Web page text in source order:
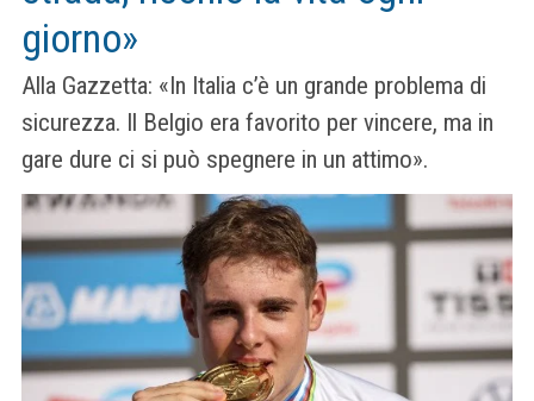
giorno»
Alla Gazzetta: «In Italia c’è un grande problema di
sicurezza. Il Belgio era favorito per vincere, ma in
gare dure ci si può spegnere in un attimo».